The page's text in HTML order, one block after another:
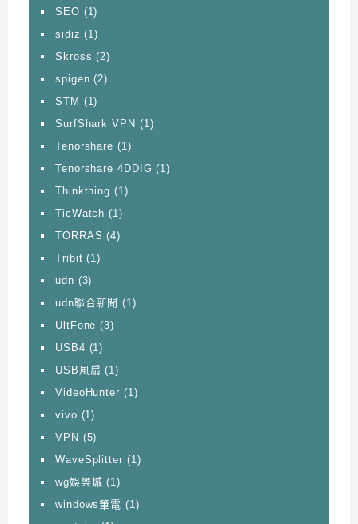
SEO (1)
sidiz (1)
Skross (2)
spigen (2)
STM (1)
SurfShark VPN (1)
Tenorshare (1)
Tenorshare 4DDIG (1)
Thinkthing (1)
TicWatch (1)
TORRAS (4)
Tribit (1)
udn (3)
udn聯合新聞 (1)
UltFone (3)
USB4 (1)
USB風扇 (1)
VideoHunter (1)
vivo (1)
VPN (5)
WaveSplitter (1)
wg娛樂城 (1)
windows筆電 (1)